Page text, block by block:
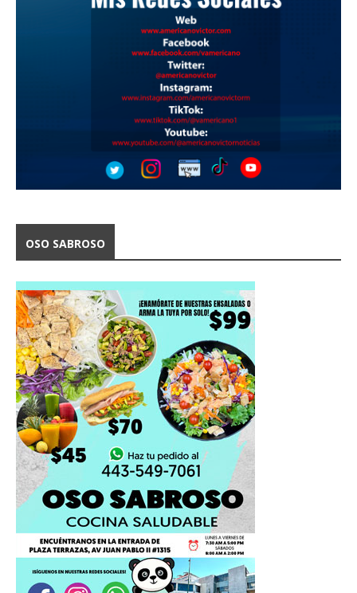
OSO SABROSO